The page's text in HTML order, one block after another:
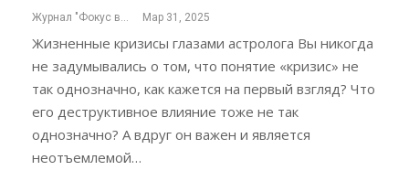
Мар 31, 2025
Жизненные кризисы глазами астролога Вы никогда
не задумывались о том, что понятие «кризис» не
так однозначно, как кажется на первый взгляд? Что
его деструктивное влияние тоже не так
однозначно? А вдруг он важен и является
неотъемлемой…